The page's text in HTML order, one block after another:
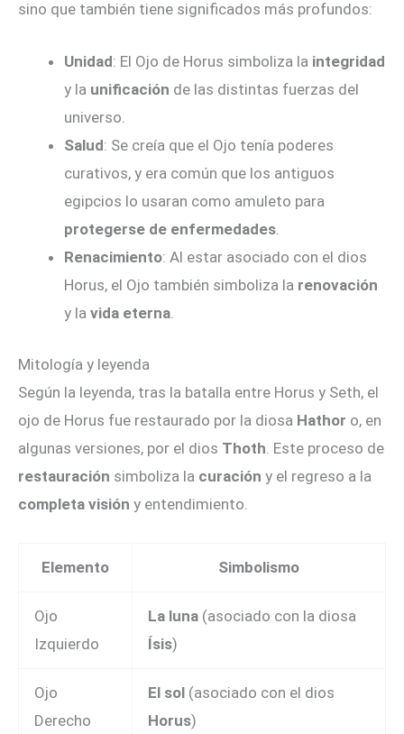
sino que también tiene significados más profundos:
Unidad: El Ojo de Horus simboliza la integridad
y la unificación de las distintas fuerzas del
universo.
Salud: Se creía que el Ojo tenía poderes
curativos, y era común que los antiguos
egipcios lo usaran como amuleto para
protegerse de enfermedades.
Renacimiento: Al estar asociado con el dios
Horus, el Ojo también simboliza la renovación
y la vida eterna.
Mitología y leyenda
Según la leyenda, tras la batalla entre Horus y Seth, el
ojo de Horus fue restaurado por la diosa Hathor o, en
algunas versiones, por el dios Thoth . Este proceso de
restauración simboliza la curación y el regreso a la
completa visión y entendimiento.
Elemento Simbolismo
Ojo
Izquierdo
La luna (asociado con la diosa
Ísis)
Ojo
Derecho
El sol (asociado con el dios
Horus)